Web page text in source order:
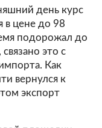
день курс
в цене до 98
подорожал до
это с
Как
вернулся к
экспорт